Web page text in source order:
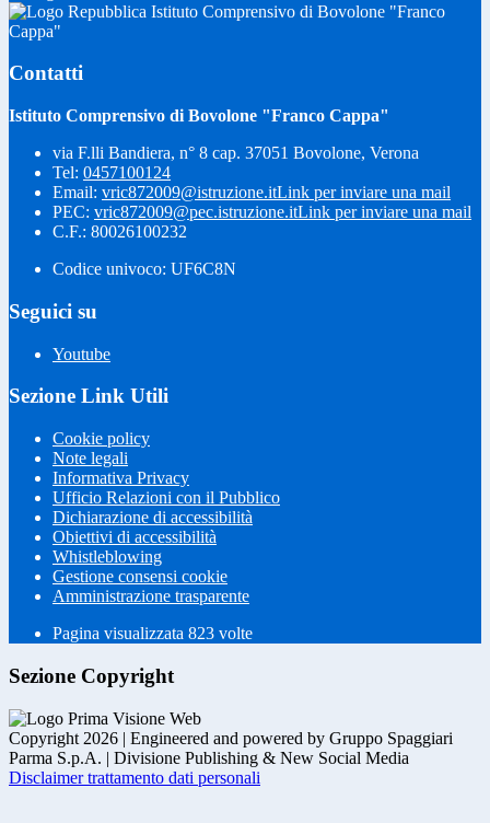
Istituto Comprensivo di Bovolone "Franco
Cappa"
Contatti
Istituto Comprensivo di Bovolone "Franco Cappa"
via F.lli Bandiera, n° 8 cap. 37051 Bovolone, Verona
Tel: 0457100124
Email: vric872009@istruzione.itLink per inviare una mail
PEC: vric872009@pec.istruzione.itLink per inviare una mail
C.F.: 80026100232
Codice univoco: UF6C8N
Seguici su
Youtube
Sezione Link Utili
Cookie policy
Note legali
Informativa Privacy
Ufficio Relazioni con il Pubblico
Dichiarazione di accessibilità
Obiettivi di accessibilità
Whistleblowing
Gestione consensi cookie
Amministrazione trasparente
Pagina visualizzata 823 volte
Sezione Copyright
Copyright 2026 | Engineered and powered by Gruppo Spaggiari
Parma S.p.A. | Divisione Publishing & New Social Media
Disclaimer trattamento dati personali